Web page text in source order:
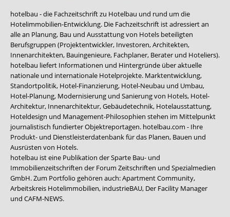
hotelbau - die Fachzeitschrift zu Hotelbau und rund um die
Hotelimmobilien-Entwicklung. Die Fachzeitschrift ist adressiert an
alle an Planung, Bau und Ausstattung von Hotels beteiligten
Berufsgruppen (Projektentwickler, Investoren, Architekten,
Innenarchitekten, Bauingenieure, Fachplaner, Berater und Hoteliers).
hotelbau liefert Informationen und Hintergründe über aktuelle
nationale und internationale Hotelprojekte. Marktentwicklung,
Standortpolitik, Hotel-Finanzierung, Hotel-Neubau und Umbau,
Hotel-Planung, Modernisierung und Sanierung von Hotels, Hotel-
Architektur, Innenarchitektur, Gebäudetechnik, Hotelausstattung,
Hoteldesign und Management-Philosophien stehen im Mittelpunkt
journalistisch fundierter Objektreportagen. hotelbau.com - Ihre
Produkt- und Dienstleisterdatenbank für das Planen, Bauen und
Ausrüsten von Hotels.
hotelbau ist eine Publikation der Sparte Bau- und
Immobilienzeitschriften der Forum Zeitschriften und Spezialmedien
GmbH. Zum Portfolio gehören auch:Apartment Community,
Arbeitskreis Hotelimmobilien, industrieBAU, Der Facility Manager
und CAFM-NEWS.